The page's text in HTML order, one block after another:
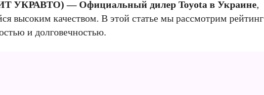
— Официальный дилер Toyota в Украине,
высоким качеством. В этой статье мы рассмотрим рейтинг
и долговечностью.